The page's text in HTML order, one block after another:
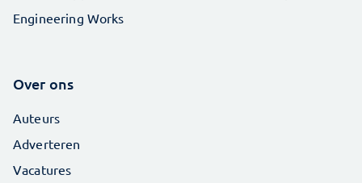
Engineering Works
Over ons
Auteurs
Adverteren
Vacatures